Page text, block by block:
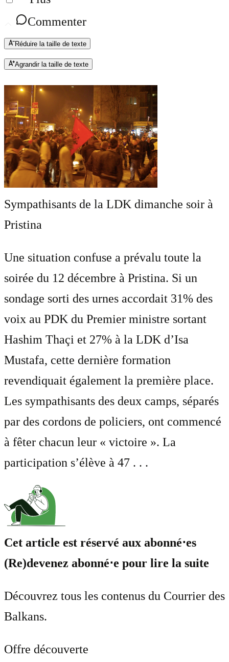
Commenter
Réduire la taille de texte
Agrandir la taille de texte
Sympathisants de la LDK dimanche soir à
Pristina
Une situation confuse a prévalu toute la
soirée du 12 décembre à Pristina. Si un
sondage sorti des urnes accordait 31% des
voix au PDK du Premier ministre sortant
Hashim Thaçi et 27% à la LDK d’Isa
Mustafa, cette dernière formation
revendiquait également la première place.
Les sympathisants des deux camps, séparés
par des cordons de policiers, ont commencé
à fêter chacun leur « victoire ». La
participation s’élève à 47 . . .
Cet article est réservé aux abonné⋅es
(Re)devenez abonné⋅e pour lire la suite
Découvrez tous les contenus du Courrier des
Balkans.
Offre découverte